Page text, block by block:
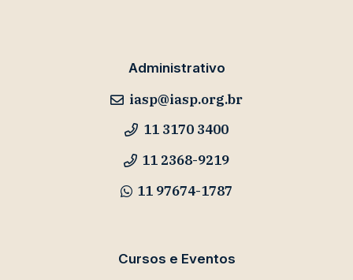
Administrativo
iasp@iasp.org.br
11 3170 3400
11 2368-9219
11 97674-1787
Cursos e Eventos